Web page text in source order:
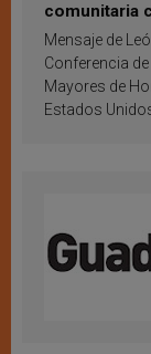
comunitaria
inspiración y
Mensaje de
Conferencia
Mayores de
Estados